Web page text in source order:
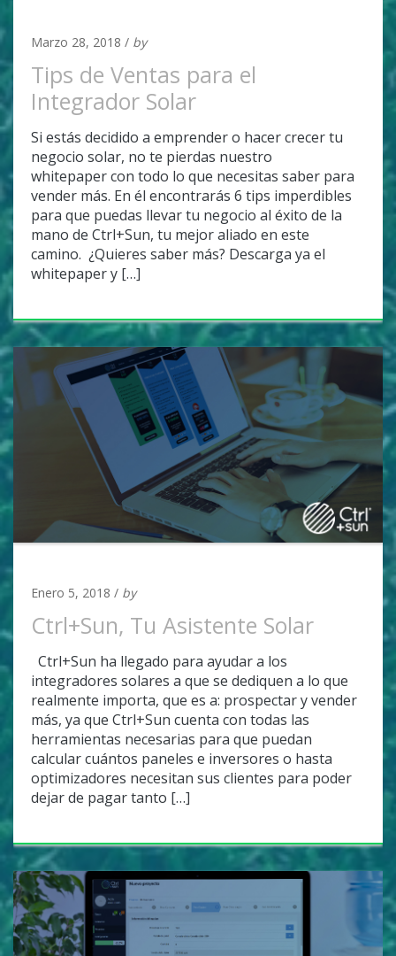
Marzo 28, 2018 / by
Tips de Ventas para el
Integrador Solar
Si estás decidido a emprender o hacer crecer tu
negocio solar, no te pierdas nuestro
whitepaper con todo lo que necesitas saber para
vender más. En él encontrarás 6 tips imperdibles
para que puedas llevar tu negocio al éxito de la
mano de Ctrl+Sun, tu mejor aliado en este
camino. ¿Quieres saber más? Descarga ya el
whitepaper y […]
Enero 5, 2018 / by
Ctrl+Sun, Tu Asistente Solar
Ctrl+Sun ha llegado para ayudar a los
integradores solares a que se dediquen a lo que
realmente importa, que es a: prospectar y vender
más, ya que Ctrl+Sun cuenta con todas las
herramientas necesarias para que puedan
calcular cuántos paneles e inversores o hasta
optimizadores necesitan sus clientes para poder
dejar de pagar tanto […]